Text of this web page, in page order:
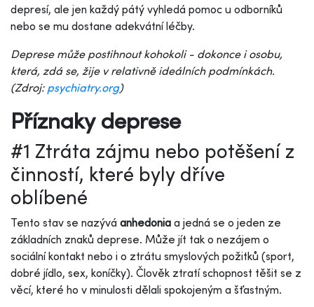
depresí, ale jen každý pátý vyhledá pomoc u odborníků
nebo se mu dostane adekvátní léčby.
Deprese může postihnout kohokoli - dokonce i osobu,
která, zdá se, žije v relativně ideálních podmínkách.
(Zdroj: psychiatry.org)
Příznaky deprese
#1 Ztráta zájmu nebo potěšení z
činností, které byly dříve
oblíbené
Tento stav se nazývá anhedonia a jedná se o jeden ze
základních znaků deprese. Může jít tak o nezájem o
sociální kontakt nebo i o ztrátu smyslových požitků (sport,
dobré jídlo, sex, koníčky). Člověk ztratí schopnost těšit se z
věcí, které ho v minulosti dělali spokojeným a šťastným.